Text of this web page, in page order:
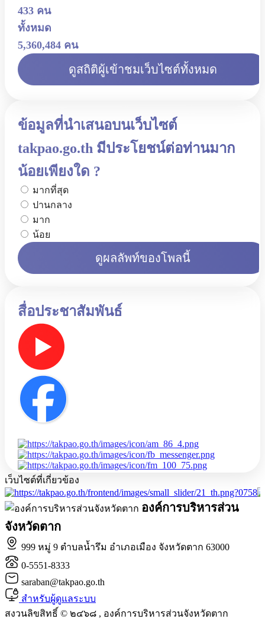
433 คน
ทั้งหมด
5,360,484 คน
ดูสถิติผู้เข้าชมเว็บไซต์ทั้งหมด
ข้อมูลที่นำเสนอบนเว็บไซต์
takpao.go.th มีประโยชน์ต่อท่านมาก
น้อยเพียงใด ?
มากที่สุด
ปานกลาง
มาก
น้อย
ดูผลลัพท์ของโพลนี้
สื่อประชาสัมพันธ์
เว็บไซต์ที่เกี่ยวข้อง
องค์การบริหารส่วน
จังหวัดตาก
999 หมู่ 9 ตำบลน้ำรึม อำเภอเมือง จังหวัดตาก 63000
0-5551-8333
saraban@takpao.go.th
สำหรับผู้ดูแลระบบ
สงวนลิขสิทธิ์ © ๒๔๖๘ , องค์การบริหารส่วนจังหวัดตาก